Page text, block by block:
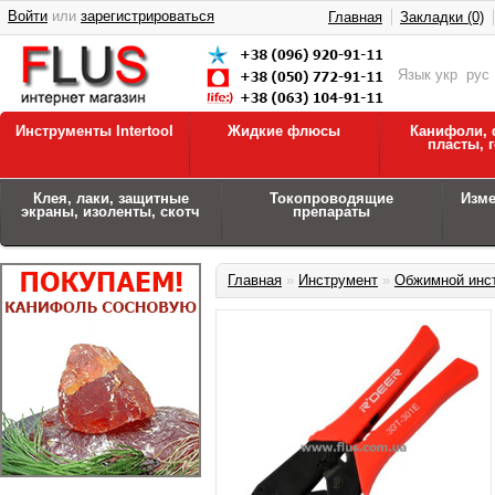
Язык укр рус
Войти или зарегистрироваться Главная Закладки (0)
Инструменты Intertool Жидкие флюсы
Канифоли,
пласты,
Клея, лаки, защитные
экраны, изоленты, скотч
Токопроводящие
препараты
Главная » Инструмент » Обжимной